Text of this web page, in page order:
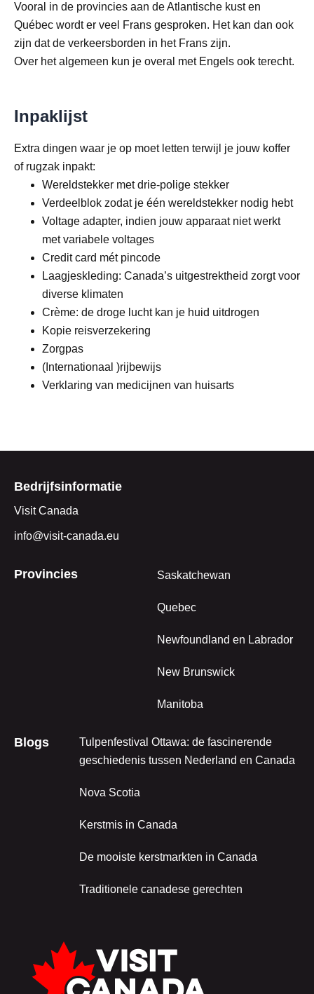
Vooral in de provincies aan de Atlantische kust en
Québec wordt er veel Frans gesproken. Het kan dan ook
zijn dat de verkeersborden in het Frans zijn.
Over het algemeen kun je overal met Engels ook terecht.
Inpaklijst
Extra dingen waar je op moet letten terwijl je jouw koffer
of rugzak inpakt:
Wereldstekker met drie-polige stekker
Verdeelblok zodat je één wereldstekker nodig hebt
Voltage adapter, indien jouw apparaat niet werkt
met variabele voltages
Credit card mét pincode
Laagjeskleding: Canada’s uitgestrektheid zorgt voor
diverse klimaten
Crème: de droge lucht kan je huid uitdrogen
Kopie reisverzekering
Zorgpas
(Internationaal )rijbewijs
Verklaring van medicijnen van huisarts
Bedrijfsinformatie
Visit Canada
info@visit-canada.eu
Provincies Saskatchewan
Quebec
Newfoundland en Labrador
New Brunswick
Manitoba
Blogs
Tulpenfestival Ottawa: de fascinerende
geschiedenis tussen Nederland en Canada
Nova Scotia
Kerstmis in Canada
De mooiste kerstmarkten in Canada
Traditionele canadese gerechten